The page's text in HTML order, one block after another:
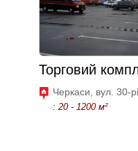
Торговий
Черкаси, вул. 30-
: 20 - 1200 м²